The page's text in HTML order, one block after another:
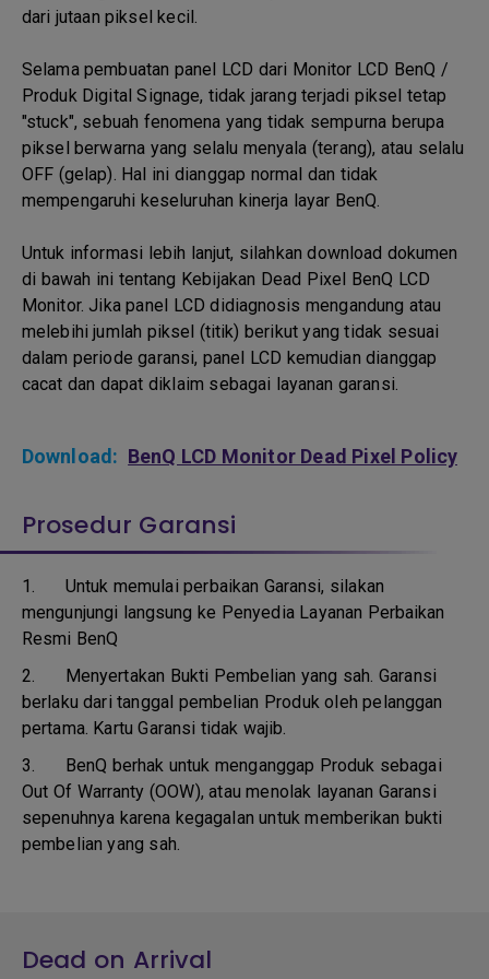
dari jutaan piksel kecil.
Selama pembuatan panel LCD dari Monitor LCD BenQ /
Produk Digital Signage, tidak jarang terjadi piksel tetap
"stuck", sebuah fenomena yang tidak sempurna berupa
piksel berwarna yang selalu menyala (terang), atau selalu
OFF (gelap). Hal ini dianggap normal dan tidak
mempengaruhi keseluruhan kinerja layar BenQ.
Untuk informasi lebih lanjut, silahkan download dokumen
di bawah ini tentang Kebijakan Dead Pixel BenQ LCD
Monitor. Jika panel LCD didiagnosis mengandung atau
melebihi jumlah piksel (titik) berikut yang tidak sesuai
dalam periode garansi, panel LCD kemudian dianggap
cacat dan dapat diklaim sebagai layanan garansi.
Download: BenQ LCD Monitor Dead Pixel Policy
Prosedur Garansi
1. Untuk memulai perbaikan Garansi, silakan
mengunjungi langsung ke Penyedia Layanan Perbaikan
Resmi BenQ
2. Menyertakan Bukti Pembelian yang sah. Garansi
berlaku dari tanggal pembelian Produk oleh pelanggan
pertama. Kartu Garansi tidak wajib.
3. BenQ berhak untuk menganggap Produk sebagai
Out Of Warranty (OOW), atau menolak layanan Garansi
sepenuhnya karena kegagalan untuk memberikan bukti
pembelian yang sah.
Dead on Arrival